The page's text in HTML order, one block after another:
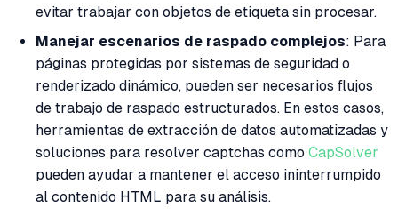
evitar trabajar con objetos de etiqueta sin procesar.
Manejar escenarios de raspado complejos: Para
páginas protegidas por sistemas de seguridad o
renderizado dinámico, pueden ser necesarios flujos
de trabajo de raspado estructurados. En estos casos,
herramientas de extracción de datos automatizadas y
soluciones para resolver captchas como CapSolver
pueden ayudar a mantener el acceso ininterrumpido
al contenido HTML para su análisis.